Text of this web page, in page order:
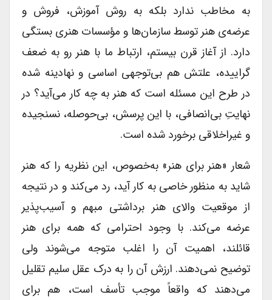
به مخاطب ندارد بلکه به روش آموزش، فروش و
عرضه‌ی هنر توسط سازمان‌ها و مؤسسات هنری بستگی
دارد. از آغاز قرن بیستم، ارتباط ما با هنر رو به ضعف
گراییده، علتش هم بی‌توجهی اساسی و نهادینه شده‌
در طرح این مسئله است که هنر به چه کار می‌آید؟ در
نهایتِ بی‌انصافی، با این پرسش، بی‌حوصله، نسنجیده
و غیر‌اخلاقی برخورد شده است.
شعار «هنر برای هنر» به‌خصوص، این نظریه را که هنر
شاید به منظور خاصی به کار آید، رد می‌کند و در نتیجه
از موقعیت والای هنر برداشتی مبهم و آسیب‌پذیر
عرضه می‌کند. با وجود احترامی که همه برای هنر
قائلند، اهمیت آن را اغلب متوجه می‌شوند ولی
توضیح نمی‌دهند. ارزش آن را به درک عقل سلیم تقلیل
می‌دهند که واقعاً موجب تأسف است، هم برای